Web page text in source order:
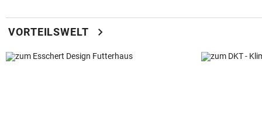
VORTEILSWELT chevron_right